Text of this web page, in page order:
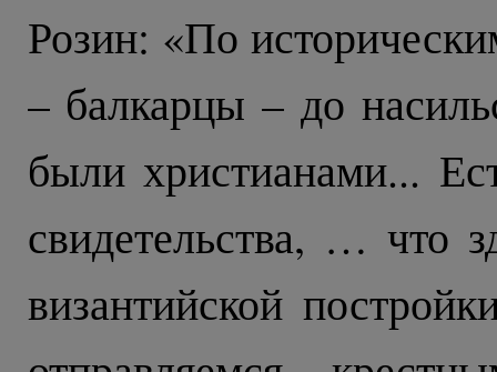
Розин: «По
– балкарцы – до
были христианами...
свидетельства, … что
византийской